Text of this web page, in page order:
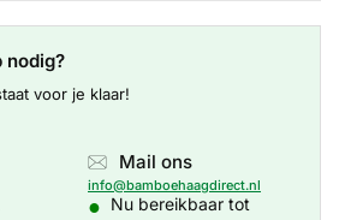
nodig?
voor je klaar!
Mail ons
info@bamboehaagdirect.nl
● Nu bereikbaar tot